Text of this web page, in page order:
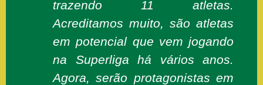
trazendo 11 atletas.
Acreditamos muito, são atletas
em potencial que vem jogando
na Superliga há vários anos.
Agora, serão protagonistas em